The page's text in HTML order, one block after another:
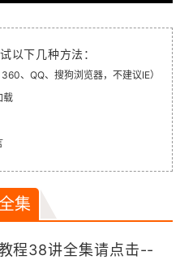
以下几种方法：
、QQ、搜狗浏览器，不建议IE）
载
集
程38讲全集请点击--